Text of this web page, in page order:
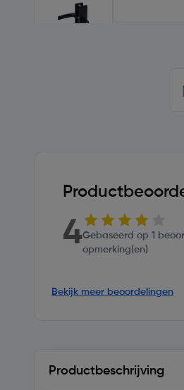
4Gebaseerd op 1
opmerking(en)
Bekijk meer beoordelingen
Productbeschrijving